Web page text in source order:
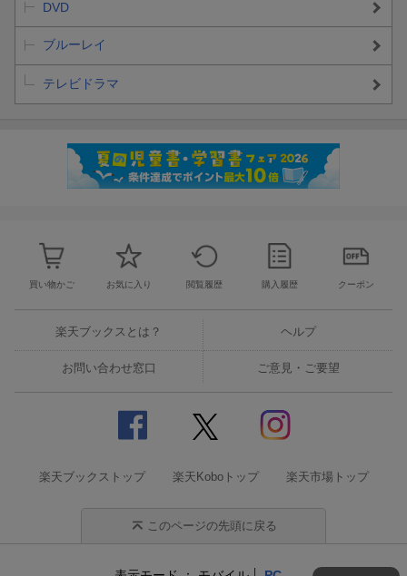
DVD
ブルーレイ
テレビドラマ
買い物かご お気に入り 閲覧履歴 購入履歴 クーポン
楽天ブックスとは？ ヘルプ
お問い合わせ窓口 ご意見・ご要望
楽天ブックストップ 楽天Koboトップ 楽天市場トップ
このページの先頭に戻る